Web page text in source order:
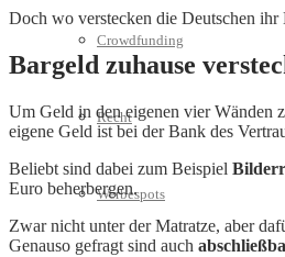
Crowdfunding
Recht
Werbespots
Doch wo verstecken die Deutschen
Bargeld zuhause
Um Geld in den eigenen vier Wänden
eigene Geld ist bei der Bank des
Beliebt sind dabei zum Beispiel
Euro beherbergen.
Zwar nicht unter der Matratze, aber
Genauso gefragt sind auch